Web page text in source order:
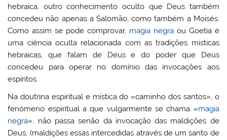
hebraica, outro conhecimento oculto que Deus também
concedeu não apenas a Salomão, como também a Moisés.
Como assim se pode comprovar, magia negraou Goetia é
uma ciência oculta relacionada com as tradições misticas
hebraicas, que falam de Deus e do poder que Deus
concedeu para operar no domínio das invocações aos
espíritos.
Na doutrina espiritual e mística do «caminho dos santos», o
fenómeno espiritual a que vulgarmente se chama «magia
negra», não passa senão da invocação das maldições de
Deus, (maldições essas intercedidas através de um santo de